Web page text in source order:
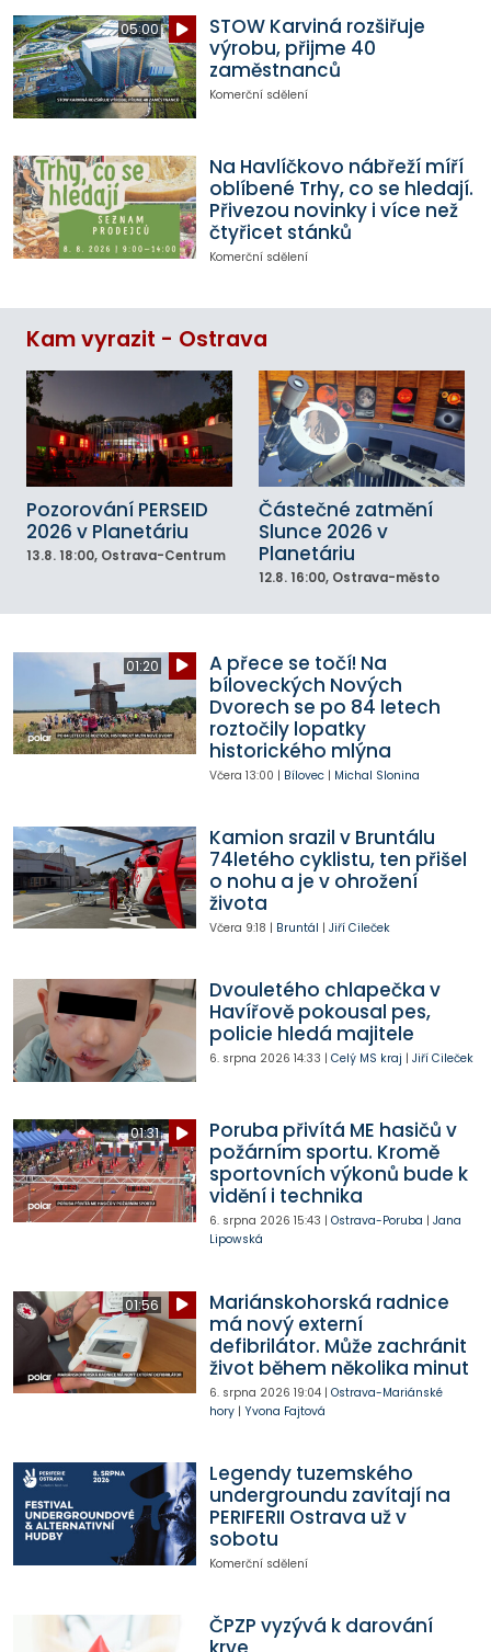
05:00
STOW Karviná rozšiřuje
výrobu, přijme 40
zaměstnanců
Komerční sdělení
Na Havlíčkovo nábřeží míří
oblíbené Trhy, co se hledají.
Přivezou novinky i více než
čtyřicet stánků
Komerční sdělení
Kam vyrazit - Ostrava
Pozorování PERSEID
2026 v Planetáriu
13.8. 18:00, Ostrava-Centrum
Částečné zatmění
Slunce 2026 v
Planetáriu
12.8. 16:00, Ostrava-město
01:20
A přece se točí! Na
bíloveckých Nových
Dvorech se po 84 letech
roztočily lopatky
historického mlýna
Včera 13:00 | Bílovec| Michal Slonina
Kamion srazil v Bruntálu
74letého cyklistu, ten přišel
o nohu a je v ohrožení
života
Včera 9:18 | Bruntál | Jiří Cileček
Dvouletého chlapečka v
Havířově pokousal pes,
policie hledá majitele
6. srpna 2026 14:33 | Celý MS kraj | Jiří Cileček
01:31
Poruba přivítá ME hasičů v
požárním sportu. Kromě
sportovních výkonů bude k
vidění i technika
6. srpna 2026 15:43 | Ostrava-Poruba | Jana
Lipowská
01:56
Mariánskohorská radnice
má nový externí
defibrilátor. Může zachránit
život během několika minut
6. srpna 2026 19:04| Ostrava-Mariánské
hory| Yvona Fajtová
Legendy tuzemského
undergroundu zavítají na
PERIFERII Ostrava už v
sobotu
Komerční sdělení
ČPZP vyzývá k darování